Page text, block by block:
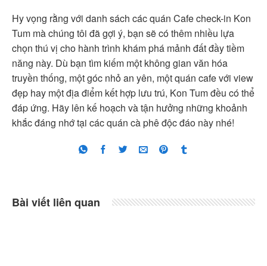
Hy vọng rằng với danh sách các quán Cafe check-in Kon
Tum mà chúng tôi đã gợi ý, bạn sẽ có thêm nhiều lựa
chọn thú vị cho hành trình khám phá mảnh đất đầy tiềm
năng này. Dù bạn tìm kiếm một không gian văn hóa
truyền thống, một góc nhỏ an yên, một quán cafe với view
đẹp hay một địa điểm kết hợp lưu trú, Kon Tum đều có thể
đáp ứng. Hãy lên kế hoạch và tận hưởng những khoảnh
khắc đáng nhớ tại các quán cà phê độc đáo này nhé!
Bài viết liên quan